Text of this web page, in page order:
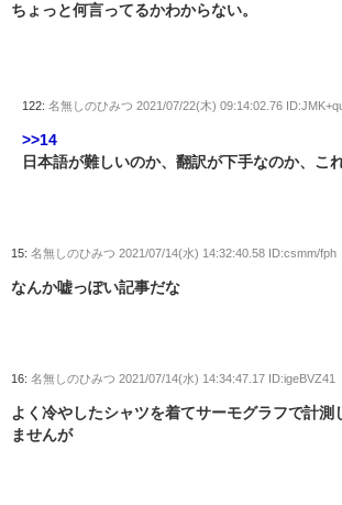
ちょっと何言ってるかわからない。
122: 名無しのひみつ 2021/07/22(木) 09:14:02.76
>>14
日本語が難しいのか、翻訳が下手なのか、こ
15: 名無しのひみつ 2021/07/14(水) 14:32:40.58 ID:csmm/fph
なんか嘘っぽい記事だな
16: 名無しのひみつ 2021/07/14(水) 14:34:47.17 ID:igeBVZ41
よく冷やしたシャツを着てサーモグラフで計測
ませんが